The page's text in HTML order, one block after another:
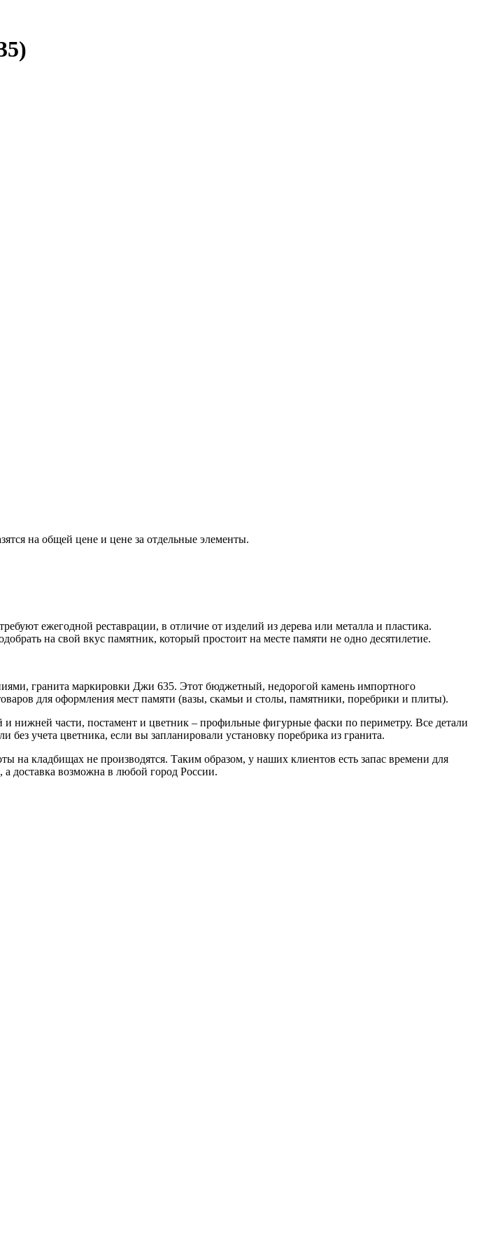
на общей цене и цене за отдельные элементы.
ежегодной реставрации, в отличие от изделий из дерева или металла и пластика.
на свой вкус памятник, который простоит на месте памяти не одно десятилетие.
гранита маркировки Джи 635. Этот бюджетный, недорогой камень импортного
для оформления мест памяти (вазы, скамьи и столы, памятники, поребрики и плиты).
нижней части, постамент и цветник – профильные фигурные фаски по периметру. Все детали
учета цветника, если вы запланировали установку поребрика из гранита.
на кладбищах не производятся. Таким образом, у наших клиентов есть запас времени для
а доставка возможна в любой город России.